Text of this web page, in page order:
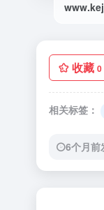
收藏 0
相关标签：
6个月前